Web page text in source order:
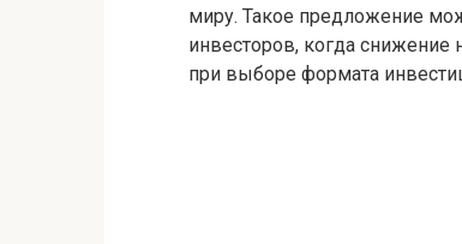
миру. Такое предложение
инвесторов, когда
при выборе формата